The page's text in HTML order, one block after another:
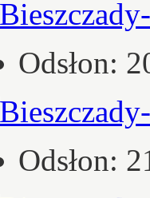
Odsłon:
Odsłon: